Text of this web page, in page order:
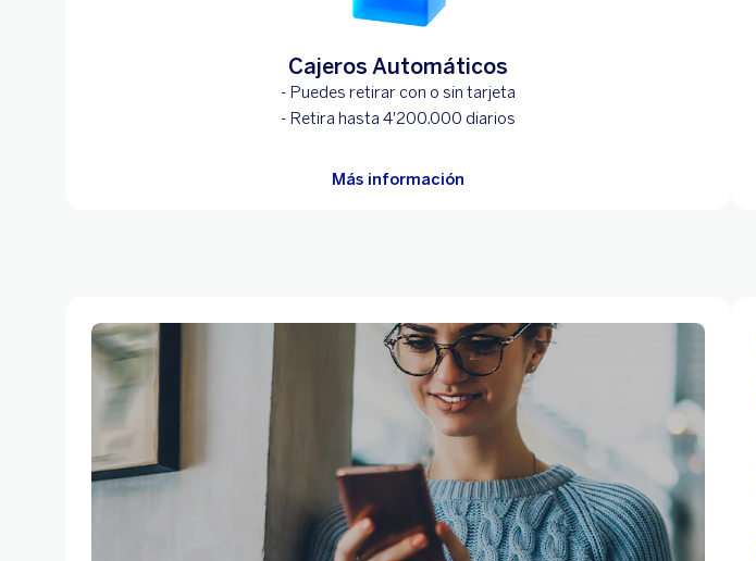
Cajeros Automáticos
- Puedes retirar con o sin tarjeta
- Retira hasta 4'200.000 diarios
Más información